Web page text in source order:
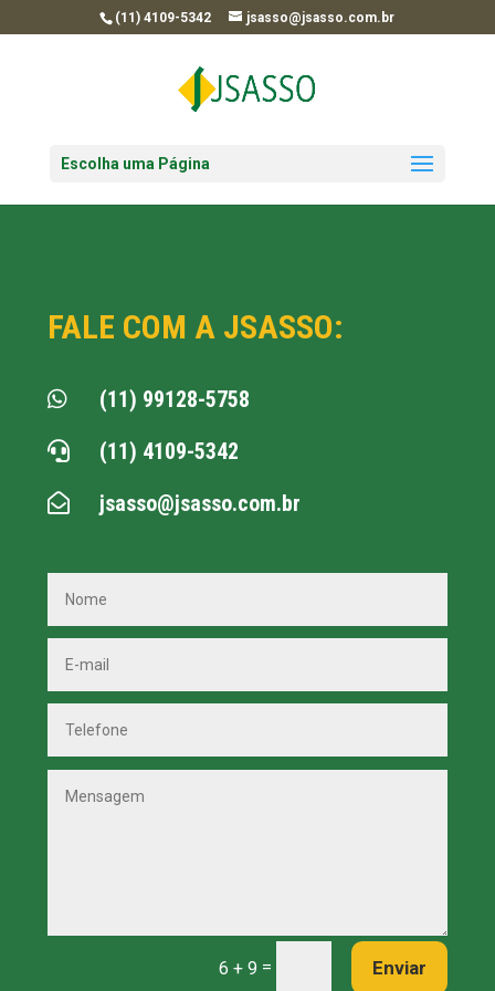
(11) 4109-5342 jsasso@jsasso.com.br
Escolha uma Página
FALE COM A JSASSO:
 (11) 99128-5758
 (11) 4109-5342
 jsasso@jsasso.com.br
6 + 9 = Enviar